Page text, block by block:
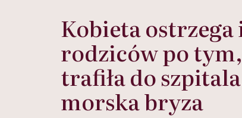
Kobieta
rodziców po
trafiła do
morska bryza